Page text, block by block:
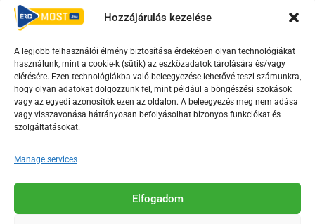
Hozzájárulás kezelése
A legjobb felhasználói élmény biztosítása érdekében olyan technológiákat
használunk, mint a cookie-k (sütik) az eszközadatok tárolására és/vagy
elérésére. Ezen technológiákba való beleegyezése lehetővé teszi számunkra,
hogy olyan adatokat dolgozzunk fel, mint például a böngészési szokások
vagy az egyedi azonosítók ezen az oldalon. A beleegyezés meg nem adása
vagy visszavonása hátrányosan befolyásolhat bizonyos funkciókat és
szolgáltatásokat.
Manage services
Elfogadom
Irányelvek Moderálási szabályzat
F
a
c
e
o
o
-
Y
o
u
t
b
e
s
T
i
k
Az Érd Média médiaszolgáltatási tevékenységét a
Médiatanács a Magyar Média Mecenatúra program